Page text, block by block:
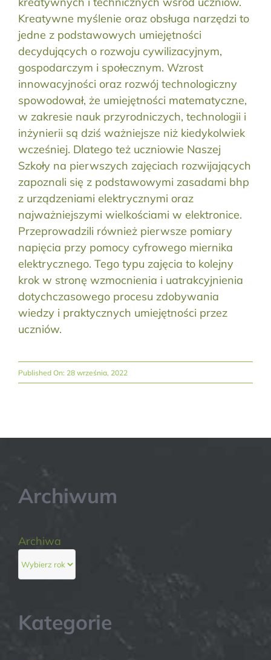
Kreatywne myślenie oraz obsługa narzędzi to
jedne z podstawowych umiejętności
decydujących o rozwoju cywilizacyjnym,
gospodarczym i społecznym. Wzrost
innowacyjności oraz rozwój technologiczny
spowodował, że umiejętności matematyczne,
w zakresie nauk przyrodniczych, technologii i
inżynierii są dziś ważniejsze niż kiedykolwiek
wcześniej. Dlatego też uczniowie Naszej
Szkoły na pierwszych zajęciach rozwijających
zapoznali się z podstawowymi zasadami bhp
z urządzeniami elektrycznymi oraz
najważniejszymi wielkościami w elektronice.
Przeprowadzili również pierwsze pomiary
napięcia przy pomocy cyfrowego miernika
elektrycznego. Tego typu zajęcia to kolejny
krok w stronę wzmocnienia i uatrakcyjnienia
dotychczasowego procesu zdobywania
wiedzy i praktycznych umiejętności przez
uczniów.
Published On: 28 września, 2022
Archiwum
Archiwa
Kategorie